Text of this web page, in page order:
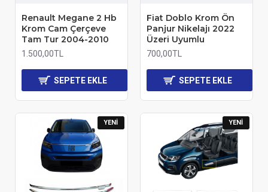
Renault Megane 2 Hb
Krom Cam Çerçeve
Tam Tur 2004-2010
1.500,00TL
SEPETE EKLE
Fiat Doblo Krom Ön
Panjur Nikelajı 2022
Üzeri Uyumlu
700,00TL
SEPETE EKLE
YENI YENI